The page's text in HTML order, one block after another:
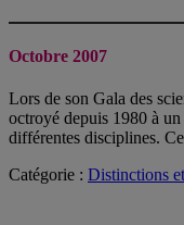
Octobre 2007
Lors de son Gala des
octroyé depuis 1980 à
différentes disciplines.
Catégorie : Distinctions